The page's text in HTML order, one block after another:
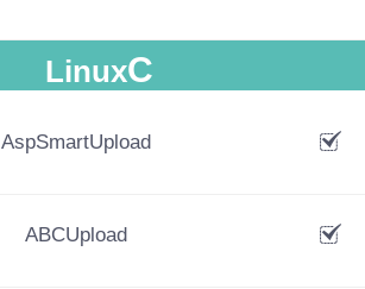
LinuxC
AspSmartUpload
ABCUpload